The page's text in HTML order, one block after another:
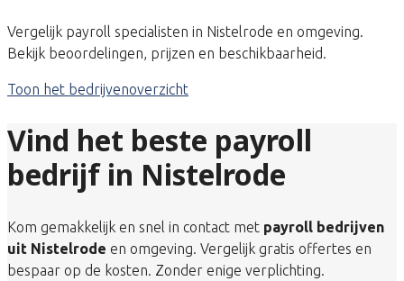
Vergelijk payroll specialisten in Nistelrode en omgeving.
Bekijk beoordelingen, prijzen en beschikbaarheid.
Toon het bedrijvenoverzicht
Vind het beste payroll
bedrijf in Nistelrode
Kom gemakkelijk en snel in contact met payroll bedrijven
uit Nistelrode en omgeving. Vergelijk gratis offertes en
bespaar op de kosten. Zonder enige verplichting.